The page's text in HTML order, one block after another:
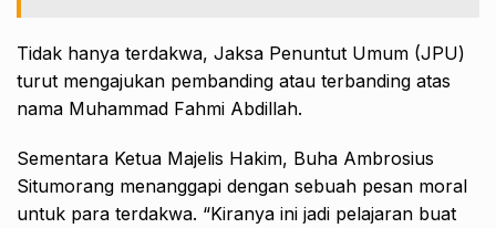
Tidak hanya terdakwa, Jaksa Penuntut Umum (JPU)
turut mengajukan pembanding atau terbanding atas
nama Muhammad Fahmi Abdillah.
Sementara Ketua Majelis Hakim, Buha Ambrosius
Situmorang menanggapi dengan sebuah pesan moral
untuk para terdakwa. “Kiranya ini jadi pelajaran buat